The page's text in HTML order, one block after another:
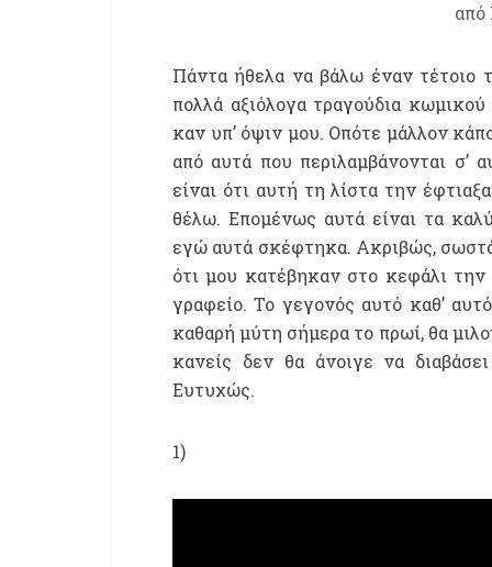
από
Πάντα ήθελα να βάλω έναν τέτοιο
πολλά αξιόλογα τραγούδια
καν υπ’ όψιν μου. Οπότε μάλλον
από αυτά που περιλαμβάνονται σ’
είναι ότι αυτή τη λίστα την
θέλω. Επομένως αυτά είναι τα
εγώ αυτά σκέφτηκα. Ακριβώς,
ότι μου κατέβηκαν στο κεφάλι
γραφείο. Το γεγονός αυτό καθ’
καθαρή μύτη σήμερα το πρωί, θα
κανείς δεν θα άνοιγε να
Ευτυχώς.
1)